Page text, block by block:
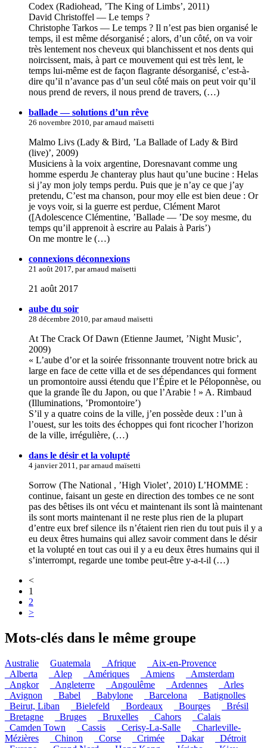
Codex (Radiohead, ’The King of Limbs’, 2011)
David Christoffel — Le temps ?
Christophe Tarkos — Le temps ? Il n’est pas bien organisé le
temps, il est même désorganisé ; alors, d’un côté, on va voir
très lentement nos cheveux qui blanchissent et nos dents qui
noircissent, mais, à part ce mouvement qui est très lent, le
temps lui-même est de façon flagrante désorganisé, c’est-à-
dire qu’il n’avance pas d’un seul côté mais on peut voir qu’il
nous prend de revers, il nous prend de travers, (…)
ballade — solutions d’un rêve
26 novembre 2010, par arnaud maïsetti
Malmo Livs (Lady & Bird, ’La Ballade of Lady & Bird
(live)’, 2009)
Musiciens à la voix argentine, Doresnavant comme ung
homme esperdu Je chanteray plus haut qu’une bucine : Helas
si j’ay mon joly temps perdu. Puis que je n’ay ce que j’ay
pretendu, C’est ma chanson, pour moy elle est bien deue : Or
je voys voir, si la guerre est perdue, Clément Marot
([Adolescence Clémentine, ’Ballade — ’De soy mesme, du
temps qu’il apprenoit à escrire au Palais à Paris’)
On me montre le (…)
connexions déconnexions
21 août 2017, par arnaud maïsetti
21 août 2017
aube du soir
28 décembre 2010, par arnaud maïsetti
At The Crack Of Dawn (Etienne Jaumet, ’Night Music’,
2009)
« L’aube d’or et la soirée frissonnante trouvent notre brick au
large en face de cette villa et de ses dépendances qui forment
un promontoire aussi étendu que l’Épire et le Péloponnèse, ou
que la grande île du Japon, ou que l’Arabie ! » A. Rimbaud
(Illuminations, ’Promontoire’)
S’il y a quatre coins de la ville, j’en possède deux : l’un à
l’ouest, sur les toits des échoppes qui font ricocher l’horizon
de la ville, irrégulière, (…)
dans le désir et la volupté
4 janvier 2011, par arnaud maïsetti
Sorrow (The National , ’High Violet’, 2010) L’HOMME :
continue, faisant un geste en direction des tombes ce ne sont
pas des bêtises ils ont vécu et maintenant ils sont là maintenant
ils sont morts maintenant il ne reste plus rien de la plupart
d’entre eux bref silence ils n’étaient rien rien du tout puis il y a
eu deux êtres humains qui allez savoir comment dans le désir
et la volupté en tout cas oui il y a eu deux êtres humains qui il
s’interrompt, regarde une tombe peut-être y-a-t-il (…)
<
1
2
>
Mots-clés dans le même groupe
Australie Guatemala _Afrique
_Aix-en-Provence
_Alberta
_Alep _Amériques _Amiens
_Amsterdam
_Angkor
_Angleterre _Angoulême _Ardennes
_Arles
_Avignon
_Babel _Babylone _Barcelona
_Batignolles
_Beirut, Liban
_Bielefeld _Bordeaux _Bourges
_Brésil
_Bretagne
_Bruges _Bruxelles _Cahors
_Calais
_Camden Town
_Cassis _Cerisy-La-Salle
_Charleville-
Mézières
_Chinon _Corse _Crimée _Dakar
_Détroit